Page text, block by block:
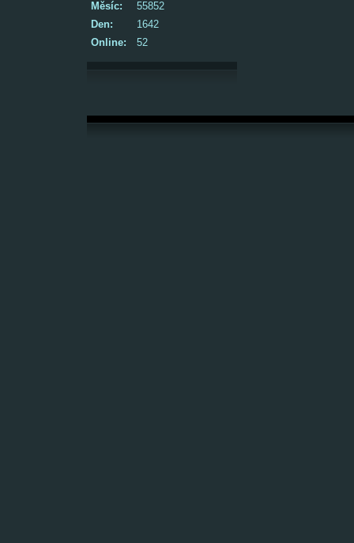
Online: 52
Měsíc:
55852
Den:
1642